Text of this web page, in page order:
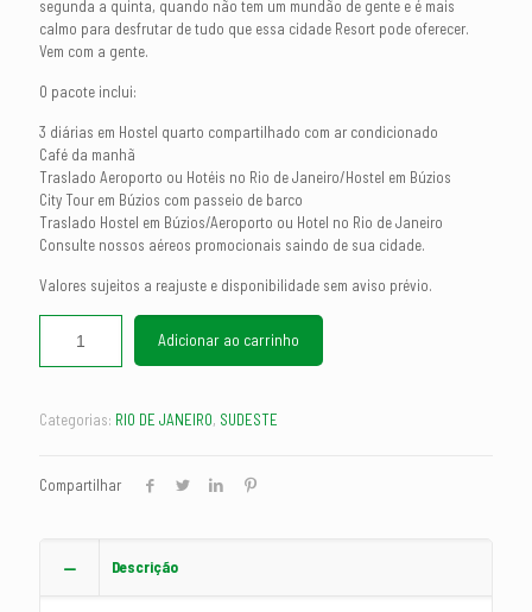
segunda a quinta, quando não tem um mundão de gente e é mais
calmo para desfrutar de tudo que essa cidade Resort pode oferecer.
Vem com a gente.
O pacote inclui:
3 diárias em Hostel quarto compartilhado com ar condicionado
Café da manhã
Traslado Aeroporto ou Hotéis no Rio de Janeiro/Hostel em Búzios
City Tour em Búzios com passeio de barco
Traslado Hostel em Búzios/Aeroporto ou Hotel no Rio de Janeiro
Consulte nossos aéreos promocionais saindo de sua cidade.
Valores sujeitos a reajuste e disponibilidade sem aviso prévio.
Adicionar ao carrinho
Categorias: RIO DE JANEIRO, SUDESTE
Compartilhar
Descrição